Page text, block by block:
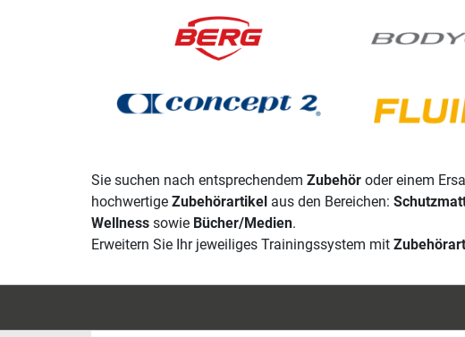
Sie suchen nach entsprechendem Zubehör oder einem
hochwertige Zubehörartikel aus den Bereichen:
Wellness sowie Bücher/Medien.
Erweitern Sie Ihr jeweiliges Trainingssystem mit